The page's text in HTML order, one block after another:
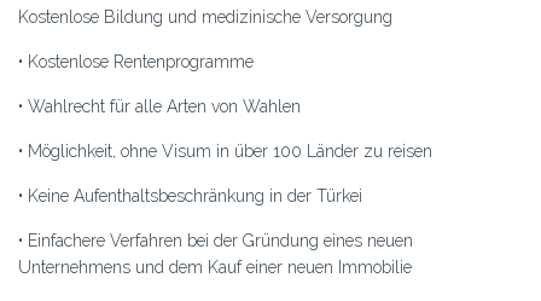
Kostenlose Bildung und medizinische Versorgung
• Kostenlose Rentenprogramme
• Wahlrecht für alle Arten von Wahlen
• Möglichkeit, ohne Visum in über 100 Länder zu reisen
• Keine Aufenthaltsbeschränkung in der Türkei
• Einfachere Verfahren bei der Gründung eines neuen
Unternehmens und dem Kauf einer neuen Immobilie